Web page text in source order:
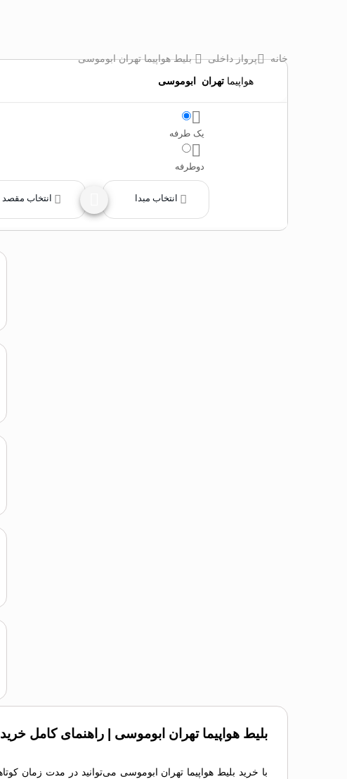
خانه پرواز داخلی
بلیط هواپیما تهران ابوموسی
هواپیما تهران ابوموسی
یک طرفه
دوطرفه
انتخاب مبدا انتخاب مقصد
بلیط هواپیما تهران ابوموسی | راهنمای کامل
با خرید بلیط هواپیما تهران ابوموسی می‌توانید در مدت زمان